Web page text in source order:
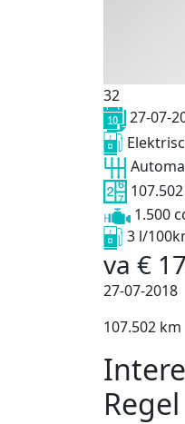
32
27-07-
1.500
3 l/
va €
27-07-2018
107.502 km